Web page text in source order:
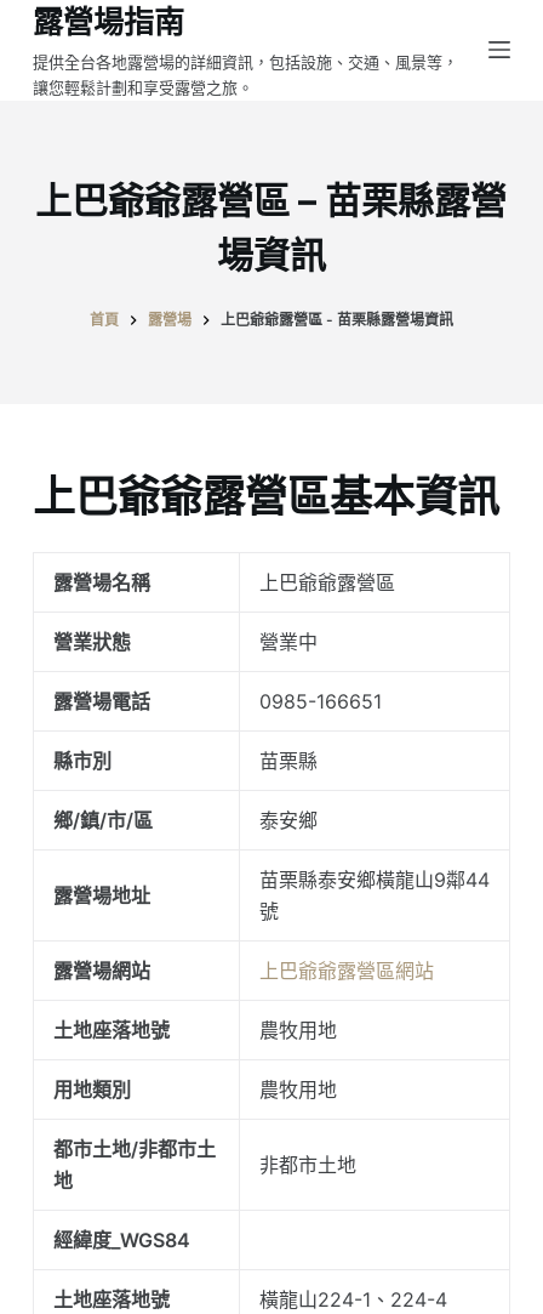
跳
至
主
露營場指南
提供全台各地露營場的詳細資訊，包括設施、交通、風景等，
讓您輕鬆計劃和享受露營之旅。
上巴爺爺露營區 – 苗栗縣露營
場資訊
首頁 露營場 上巴爺爺露營區 - 苗栗縣露營場資訊
上巴爺爺露營區基本資訊
露營場名稱 上巴爺爺露營區
營業狀態 營業中
露營場電話 0985-166651
縣市別 苗栗縣
鄉/鎮/市/區 泰安鄉
露營場地址
苗栗縣泰安鄉橫龍山9鄰44
號
露營場網站 上巴爺爺露營區網站
土地座落地號 農牧用地
用地類別 農牧用地
都市土地/非都市土
地
非都市土地
經緯度_WGS84
土地座落地號 橫龍山224-1、224-4